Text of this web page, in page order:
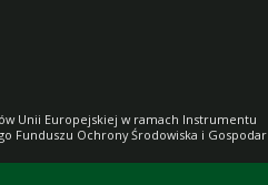
Unii Europejskiej w ramach Instrumentu
Funduszu Ochrony Środowiska i